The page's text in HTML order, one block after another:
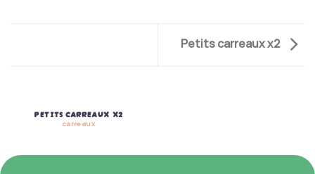
Petits carreaux x2
PETITS CARREAUX X2
carreaux